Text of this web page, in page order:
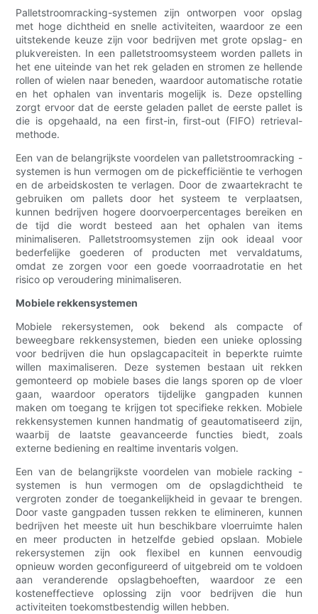
Palletstroomracking-systemen zijn ontworpen voor opslag
met hoge dichtheid en snelle activiteiten, waardoor ze een
uitstekende keuze zijn voor bedrijven met grote opslag- en
plukvereisten. In een palletstroomsysteem worden pallets in
het ene uiteinde van het rek geladen en stromen ze hellende
rollen of wielen naar beneden, waardoor automatische rotatie
en het ophalen van inventaris mogelijk is. Deze opstelling
zorgt ervoor dat de eerste geladen pallet de eerste pallet is
die is opgehaald, na een first-in, first-out (FIFO) retrieval-
methode.
Een van de belangrijkste voordelen van palletstroomracking -
systemen is hun vermogen om de pickefficiëntie te verhogen
en de arbeidskosten te verlagen. Door de zwaartekracht te
gebruiken om pallets door het systeem te verplaatsen,
kunnen bedrijven hogere doorvoerpercentages bereiken en
de tijd die wordt besteed aan het ophalen van items
minimaliseren. Palletstroomsystemen zijn ook ideaal voor
bederfelijke goederen of producten met vervaldatums,
omdat ze zorgen voor een goede voorraadrotatie en het
risico op veroudering minimaliseren.
Mobiele rekkensystemen
Mobiele rekersystemen, ook bekend als compacte of
beweegbare rekkensystemen, bieden een unieke oplossing
voor bedrijven die hun opslagcapaciteit in beperkte ruimte
willen maximaliseren. Deze systemen bestaan ​​uit rekken
gemonteerd op mobiele bases die langs sporen op de vloer
gaan, waardoor operators tijdelijke gangpaden kunnen
maken om toegang te krijgen tot specifieke rekken. Mobiele
rekkensystemen kunnen handmatig of geautomatiseerd zijn,
waarbij de laatste geavanceerde functies biedt, zoals
externe bediening en realtime inventaris volgen.
Een van de belangrijkste voordelen van mobiele racking -
systemen is hun vermogen om de opslagdichtheid te
vergroten zonder de toegankelijkheid in gevaar te brengen.
Door vaste gangpaden tussen rekken te elimineren, kunnen
bedrijven het meeste uit hun beschikbare vloerruimte halen
en meer producten in hetzelfde gebied opslaan. Mobiele
rekersystemen zijn ook flexibel en kunnen eenvoudig
opnieuw worden geconfigureerd of uitgebreid om te voldoen
aan veranderende opslagbehoeften, waardoor ze een
kosteneffectieve oplossing zijn voor bedrijven die hun
activiteiten toekomstbestendig willen hebben.